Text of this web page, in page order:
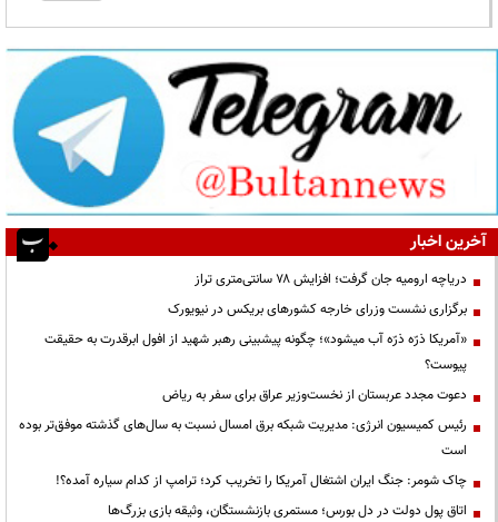
آخرین اخبار
دریاچه ارومیه جان گرفت؛ افزایش ۷۸ سانتی‌متری تراز
برگزاری نشست وزرای خارجه کشورهای بریکس در نیویورک
«آمریکا ذرّه ذرّه آب میشود»؛ چگونه پیشبینی رهبر شهید از افول ابرقدرت به حقیقت
پیوست؟
دعوت مجدد عربستان از نخست‌وزیر عراق برای سفر به ریاض
رئیس کمیسیون انرژی: مدیریت شبکه برق امسال نسبت به سال‌های گذشته موفق‌تر بوده
است
چاک شومر: جنگ ایران اشتغال آمریکا را تخریب کرد؛ ترامپ از کدام سیاره آمده؟!
اتاق پول دولت در دل بورس؛ مستمری بازنشستگان، وثیقه بازی بزرگ‌ها